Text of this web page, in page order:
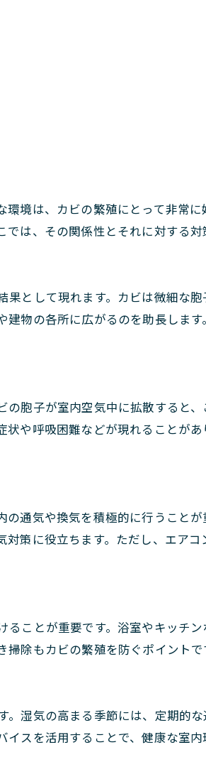
境は、カビの繁殖にとって非常
は、その関係性とそれに対する対
として現れます。カビは微細な
物の各所に広がるのを助長しま
胞子が室内空気中に拡散すると
や呼吸困難などが現れることが
通気や換気を積極的に行うこと
策に役立ちます。ただし、エア
ことが重要です。浴室やキッチ
除もカビの繁殖を防ぐポイントで
湿気の高まる季節には、定期的
スを活用することで、健康な室